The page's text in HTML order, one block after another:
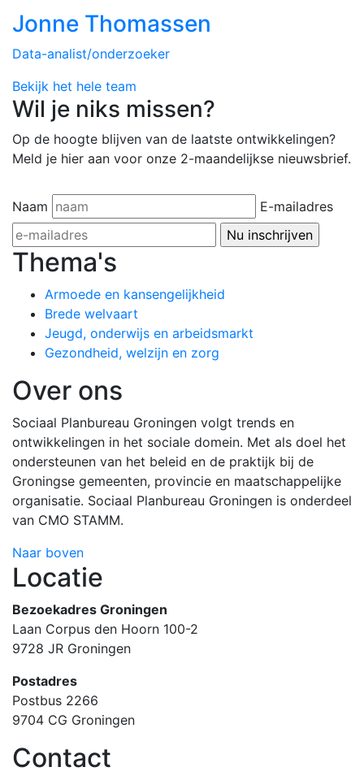
Jonne Thomassen
Data-analist/onderzoeker
Bekijk het hele team
Wil je niks missen?
Op de hoogte blijven van de laatste ontwikkelingen?
Meld je hier aan voor onze 2-maandelijkse nieuwsbrief.
Naam E-mailadres
Thema's
Armoede en kansengelijkheid
Brede welvaart
Jeugd, onderwijs en arbeidsmarkt
Gezondheid, welzijn en zorg
Over ons
Sociaal Planbureau Groningen volgt trends en
ontwikkelingen in het sociale domein. Met als doel het
ondersteunen van het beleid en de praktijk bij de
Groningse gemeenten, provincie en maatschappelijke
organisatie. Sociaal Planbureau Groningen is onderdeel
van CMO STAMM.
Naar boven
Locatie
Bezoekadres Groningen
Laan Corpus den Hoorn 100-2
9728 JR Groningen
Postadres
Postbus 2266
9704 CG Groningen
Contact